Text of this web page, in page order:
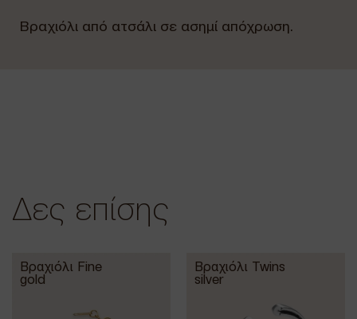
Βραχιόλι από ατσάλι σε ασημί απόχρωση.
Δες επίσης
Βραχιόλι Fine
gold
Βραχιόλι Twins
silver